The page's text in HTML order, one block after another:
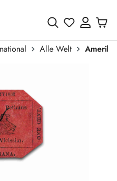
Du hast 0
Alle Welt
Amerika